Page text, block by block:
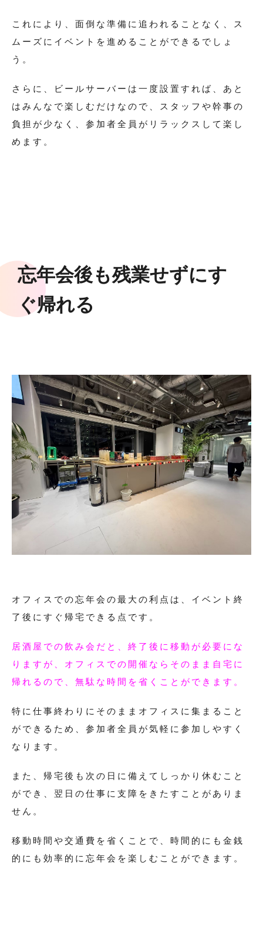
これにより、面倒な準備に追われることなく、ス
ムーズにイベントを進めることができるでしょ
う。
さらに、ビールサーバーは一度設置すれば、あと
はみんなで楽しむだけなので、スタッフや幹事の
負担が少なく、参加者全員がリラックスして楽し
めます。
忘年会後も残業せずにす
ぐ帰れる
オフィスでの忘年会の最大の利点は、イベント終
了後にすぐ帰宅できる点です。
居酒屋での飲み会だと、終了後に移動が必要にな
りますが、オフィスでの開催ならそのまま自宅に
帰れるので、無駄な時間を省くことができます。
特に仕事終わりにそのままオフィスに集まること
ができるため、参加者全員が気軽に参加しやすく
なります。
また、帰宅後も次の日に備えてしっかり休むこと
ができ、翌日の仕事に支障をきたすことがありま
せん。
移動時間や交通費を省くことで、時間的にも金銭
的にも効率的に忘年会を楽しむことができます。